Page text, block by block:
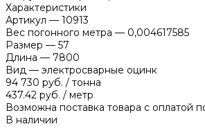
Характеристики
Артикул — 10913
Вес погонного метра — 0,004617585
Размер — 57
Длина — 7800
Вид — электросварные оцинк
94 730 руб. / тонна
437.42 руб. / метр
Возможна поставка товара с оплатой
В наличии